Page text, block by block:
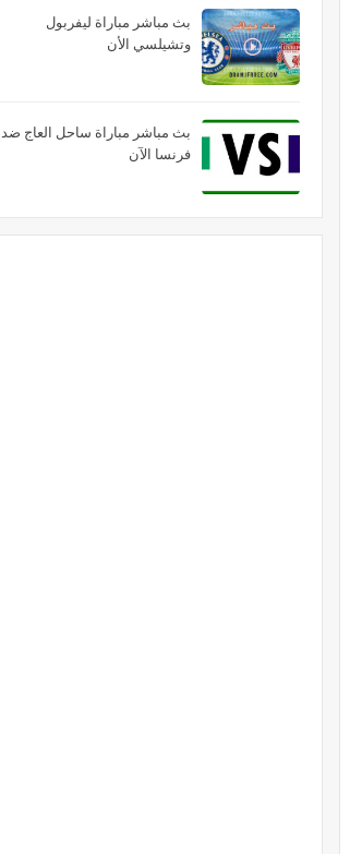
بث مباشر مباراة ليفربول
وتشيلسي الأن
بث مباشر مباراة ساحل العاج ضد
فرنسا الآن